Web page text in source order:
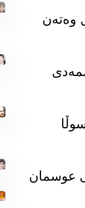
وه‌ته‌ن
عوسمان